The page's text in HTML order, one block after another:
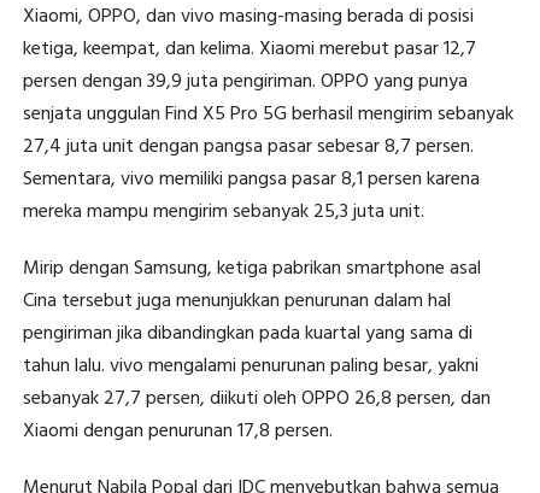
Xiaomi, OPPO, dan vivo masing-masing berada di posisi
ketiga, keempat, dan kelima. Xiaomi merebut pasar 12,7
persen dengan 39,9 juta pengiriman. OPPO yang punya
senjata unggulan Find X5 Pro 5G berhasil mengirim sebanyak
27,4 juta unit dengan pangsa pasar sebesar 8,7 persen.
Sementara, vivo memiliki pangsa pasar 8,1 persen karena
mereka mampu mengirim sebanyak 25,3 juta unit.
Mirip dengan Samsung, ketiga pabrikan smartphone asal
Cina tersebut juga menunjukkan penurunan dalam hal
pengiriman jika dibandingkan pada kuartal yang sama di
tahun lalu. vivo mengalami penurunan paling besar, yakni
sebanyak 27,7 persen, diikuti oleh OPPO 26,8 persen, dan
Xiaomi dengan penurunan 17,8 persen.